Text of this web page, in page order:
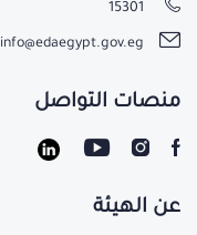
عن الهيئة
15301
info@edaegypt.gov.eg
منصات التواصل